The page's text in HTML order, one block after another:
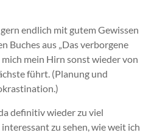
endlich mit gutem Gewissen
Buches aus „Das verborgene
mein Hirn sonst wieder von
führt. (Planung und
definitiv wieder zu viel
zu sehen, wie weit ich